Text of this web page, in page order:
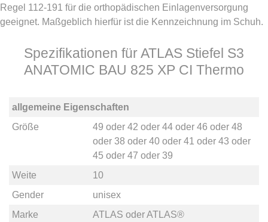
Regel 112-191 für die orthopädischen Einlagenversorgung
geeignet. Maßgeblich hierfür ist die Kennzeichnung im Schuh.
Spezifikationen für ATLAS Stiefel S3
ANATOMIC BAU 825 XP CI Thermo
allgemeine Eigenschaften
Größe
49 oder 42 oder 44oder 46 oder 48
oder 38 oder 40oder 41 oder 43 oder
45 oder 47 oder 39
Weite
10
Gender
unisex
Marke
ATLAS oderATLAS®